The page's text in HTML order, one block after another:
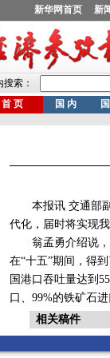
本报讯 交通部副
代化，届时将实现
翁孟勇介绍说，
在“十五”期间，得
国港口吞吐量达到
口、99%的铁矿石
相关稿件